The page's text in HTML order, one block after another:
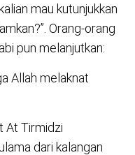
mau kutunjukkan
Orang-orang
pun melanjutkan:
Allah melaknat
At Tirmidzi
dari kalangan